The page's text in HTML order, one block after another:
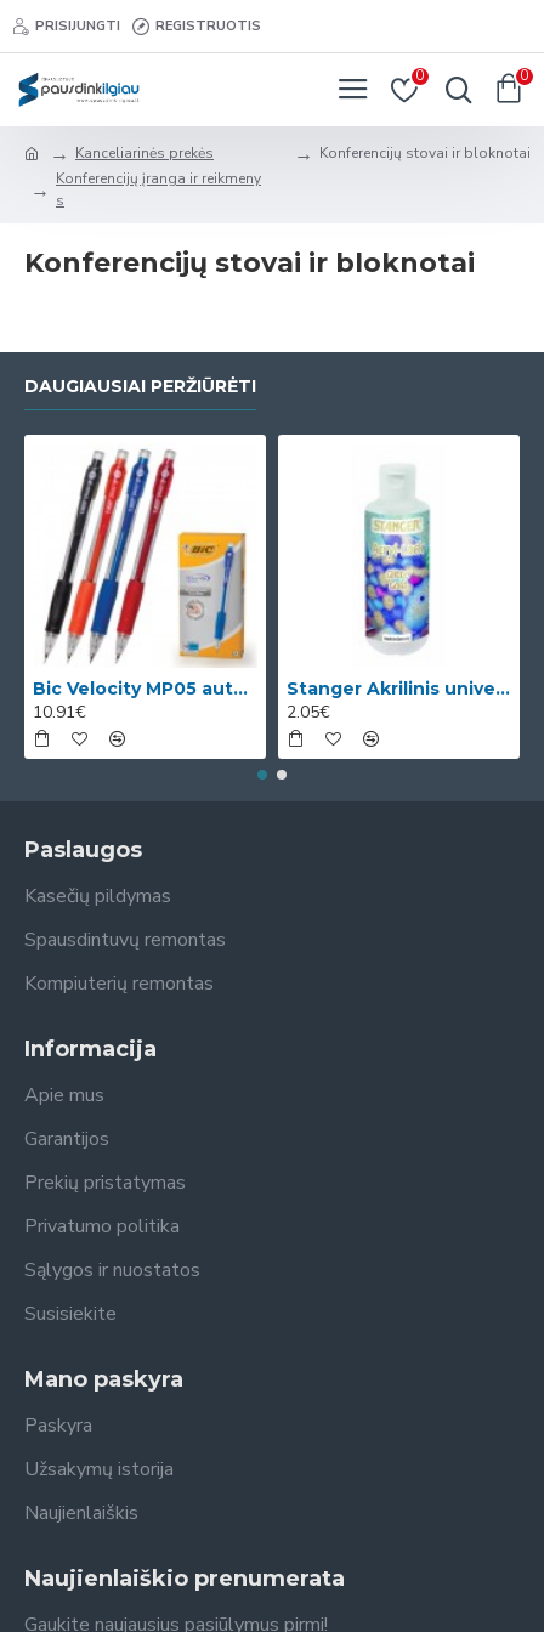
PRISIJUNGTI REGISTRUOTIS
0 0
Kanceliarinės prekės
Konferencijų įranga ir reikmeny
s
Konferencijų stovai ir bloknotai
Konferencijų stovai ir bloknotai
DAUGIAUSIAI PERŽIŪRĖTI
Bic Velocity MP05 automatinis pieštukas su 3 x 0.5mm HB grafitais (dėžutėje 12vnt. skirtingomis korp
10.91€
Stanger Akrilinis universalus lakas, žvilgančio aukso efektas, 82 ml, 1 vnt KI12780A
2.05€
Paslaugos
Kasečių pildymas
Spausdintuvų remontas
Kompiuterių remontas
Informacija
Apie mus
Garantijos
Prekių pristatymas
Privatumo politika
Sąlygos ir nuostatos
Susisiekite
Mano paskyra
Paskyra
Užsakymų istorija
Naujienlaiškis
Naujienlaiškio prenumerata
Gaukite naujausius pasiūlymus pirmi!